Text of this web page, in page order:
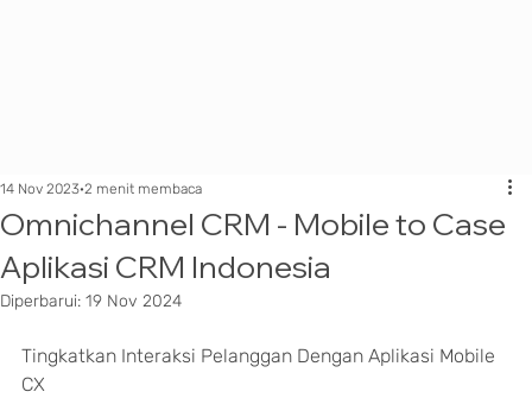
Omnichannel CRM - Mobile to Case
Aplikasi CRM Indonesia
14 Nov 2023 2 menit membaca
Diperbarui: 19 Nov 2024
Tingkatkan Interaksi Pelanggan Dengan Aplikasi Mobile
CX